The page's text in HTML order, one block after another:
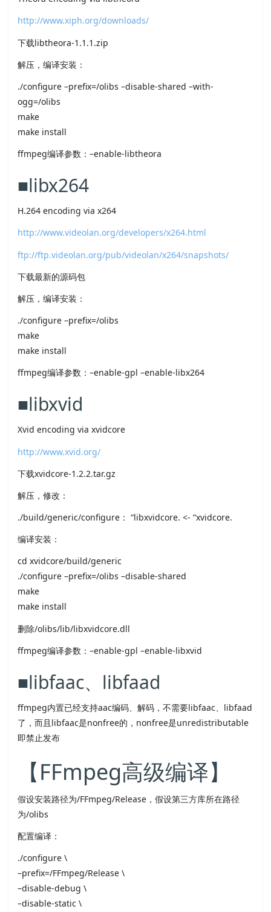
http://www.xiph.org/downloads/
下载libtheora-1.1.1.zip
解压，编译安装：
./configure –prefix=/olibs –disable-shared –with-
ogg=/olibs
make
make install
ffmpeg编译参数：–enable-libtheora
■libx264
H.264 encoding via x264
http://www.videolan.org/developers/x264.html
ftp://ftp.videolan.org/pub/videolan/x264/snapshots/
下载最新的源码包
解压，编译安装：
./configure –prefix=/olibs
make
make install
ffmpeg编译参数：–enable-gpl –enable-libx264
■libxvid
Xvid encoding via xvidcore
http://www.xvid.org/
下载xvidcore-1.2.2.tar.gz
解压，修改：
./build/generic/configure： “libxvidcore. <- “xvidcore.
编译安装：
cd xvidcore/build/generic
./configure –prefix=/olibs –disable-shared
make
make install
删除/olibs/lib/libxvidcore.dll
ffmpeg编译参数：–enable-gpl –enable-libxvid
■libfaac、libfaad
ffmpeg内置已经支持aac编码、解码，不需要libfaac、libfaad
了，而且libfaac是nonfree的，nonfree是unredistributable
即禁止发布
【FFmpeg高级编译】
假设安装路径为/FFmpeg/Release，假设第三方库所在路径
为/olibs
配置编译：
./configure \
–prefix=/FFmpeg/Release \
–disable-debug \
–disable-static \